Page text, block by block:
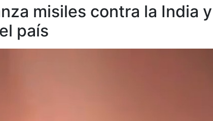
misiles contra la India
país